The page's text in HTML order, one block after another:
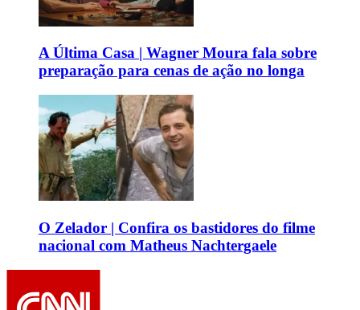
A Última Casa | Wagner Moura fala sobre
preparação para cenas de ação no longa
O Zelador | Confira os bastidores do filme
nacional com Matheus Nachtergaele